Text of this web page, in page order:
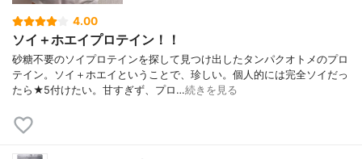
4.00
ソイ＋ホエイプロテイン！！
砂糖不要のソイプロテインを探して見つけ出したタンパクオトメのプロ
テイン。ソイ＋ホエイということで、珍しい。個人的には完全ソイだっ
たら★5付けたい。甘すぎず、プロ…続きを見る